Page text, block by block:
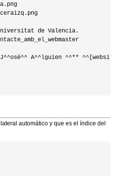
Universitat de Valencia.
**J^^osé^^ A^^lguien ^^**
automático y que es el índice del